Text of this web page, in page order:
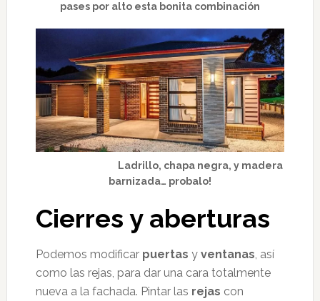
pases por alto esta bonita combinación
Ladrillo, chapa negra, y madera
barnizada… probalo!
Cierres y aberturas
Podemos modificar puertas y ventanas , así
como las rejas, para dar una cara totalmente
nueva a la fachada. Pintar las rejas con